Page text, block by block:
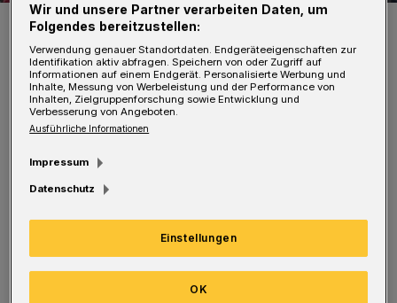
Es ist viel los auf der Sonnborner Straße.
Offiziell ging es am Samstag (3. Juni 2023) auf
der Strecke unter dem Schwebebahngerüst in
Doch wie bei solchen Veranstaltungen üblich,
waren die ersten Schnäppchenjägerinnen und
-jäger schon in den frühen Morgenstunden
Wir und unsere Partner verarbeiten Daten, um
Folgendes bereitzustellen:
Verwendung genauer Standortdaten. Endgeräteeigenschaften zur
Identifikation aktiv abfragen. Speichern von oder Zugriff auf
Informationen auf einem Endgerät. Personalisierte Werbung und
Inhalte, Messung von Werbeleistung und der Performance von
Inhalten, Zielgruppenforschung sowie Entwicklung und
Verbesserung von Angeboten.
Ausführliche Informationen
Impressum
Datenschutz
Einstellungen
OK